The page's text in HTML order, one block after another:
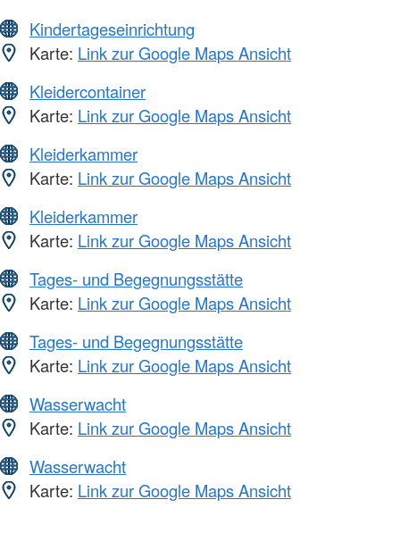
Kindertageseinrichtung
Karte: Link zur Google Maps Ansicht
Kleidercontainer
Karte: Link zur Google Maps Ansicht
Kleiderkammer
Karte: Link zur Google Maps Ansicht
Kleiderkammer
Karte: Link zur Google Maps Ansicht
Tages- und Begegnungsstätte
Karte: Link zur Google Maps Ansicht
Tages- und Begegnungsstätte
Karte: Link zur Google Maps Ansicht
Wasserwacht
Karte: Link zur Google Maps Ansicht
Wasserwacht
Karte: Link zur Google Maps Ansicht